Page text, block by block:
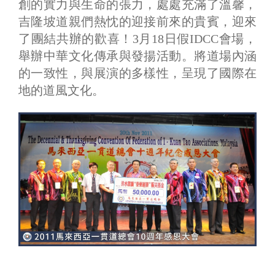
創的實力與生命的張力，處處充滿了溫馨，
吉隆坡道親們熱忱的迎接前來的貴賓，迎來
了團結共辦的歡喜！3月18日假IDCC會場，
舉辦中華文化傳承與發揚活動。將道場內涵
的一致性，與展演的多樣性，呈現了國際在
地的道風文化。